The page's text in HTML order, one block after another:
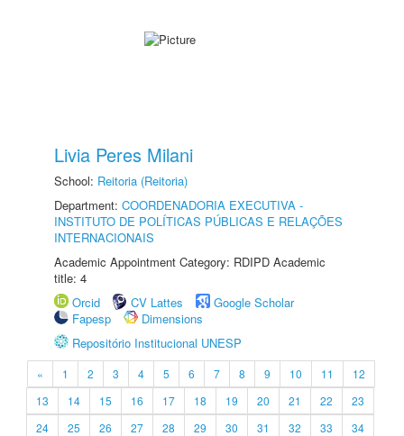
Livia Peres Milani
School: Reitoria (Reitoria)
Department: COORDENADORIA EXECUTIVA -
INSTITUTO DE POLÍTICAS PÚBLICAS E RELAÇÕES
INTERNACIONAIS
Academic Appointment Category: RDIPD Academic
title: 4
Orcid
CV Lattes
Google Scholar
Fapesp
Dimensions
Repositório Institucional UNESP
« 1 2 3 4 5 6 7 8 9 10 11
12
13
14 15 16 17 18 19 20 21 22
23
24
25 26 27 28 29 30 31 32 33
34